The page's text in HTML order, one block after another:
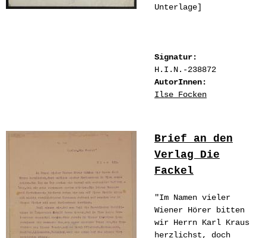
Unterlage]
Signatur:
H.I.N.-238872
AutorInnen:
Ilse Focken
Brief an den
Verlag Die
Fackel
"Im Namen vieler
Wiener Hörer bitten
wir Herrn Karl Kraus
herzlichst, doch